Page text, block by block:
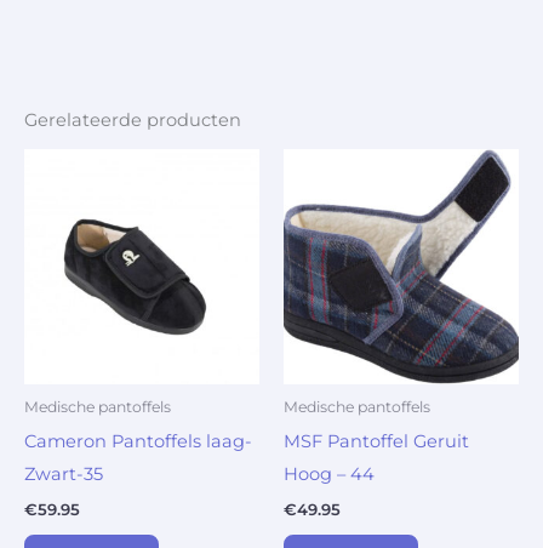
Gerelateerde producten
Medische pantoffels
Cameron Pantoffels laag-
Zwart-35
€59.95
Medische pantoffels
MSF Pantoffel Geruit
Hoog – 44
€49.95